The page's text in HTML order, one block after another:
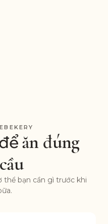
ăn đúng
bạn cần gì trước khi